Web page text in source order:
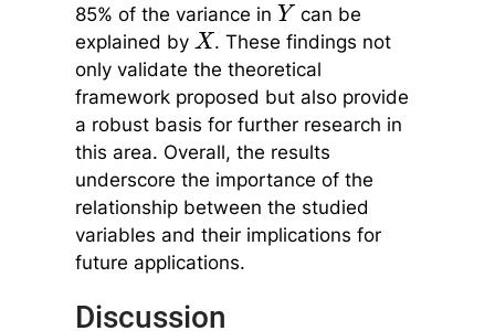
85% of the variance in Y can be
explained by X . These findings not
only validate the theoretical
framework proposed but also provide
a robust basis for further research in
this area. Overall, the results
underscore the importance of the
relationship between the studied
variables and their implications for
future applications.
Discussion